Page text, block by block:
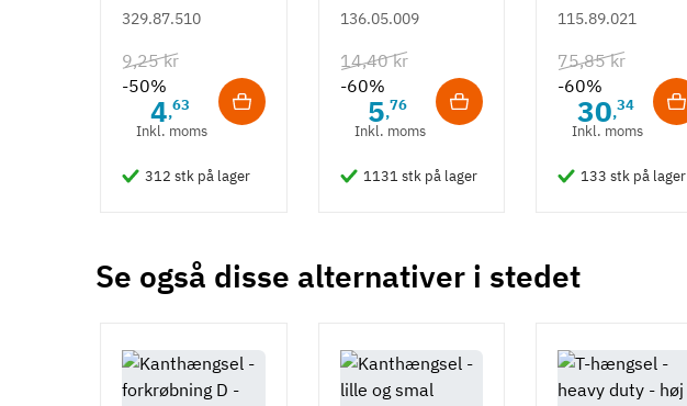
Duomatic SL -
329.87.510
9,25 kr
-50%
4,63
Inkl. moms
312 stk på lager
- rustfrit stål
136.05.009
14,40 kr
-60%
5,76
Inkl. moms
1131 stk på lager
115.89.021
75,85 kr
-60%
30,34
Inkl. moms
133 stk på lager
Se også disse alternativer i stedet